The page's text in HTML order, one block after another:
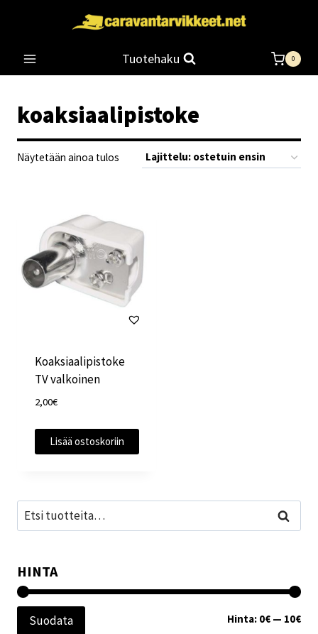
Tuotehaku 0
koaksiaalipistoke
Näytetään ainoa tulos
Koaksiaalipistoke
TV valkoinen
2,00€
Lisää ostoskoriin
Etsi: Haku
HINTA
Suodata Hinta: 0€ — 10€